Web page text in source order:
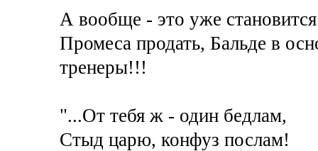
А вообще - это уже
Промеса продать, Бальде в
тренеры!!!
"...От тебя ж - один бедлам,
Стыд царю, конфуз послам!